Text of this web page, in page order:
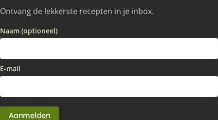
Ontvang de lekkerste recepten in je inbox.
Naam (optioneel)
E-mail
Aanmelden